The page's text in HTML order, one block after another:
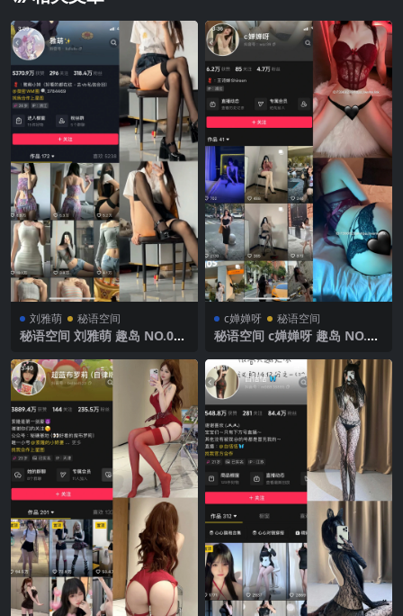
刘雅萌 秘语空间
秘语空间 刘雅萌 趣岛 NO.038
c婵婵呀 秘语空间
秘语空间 c婵婵呀 趣岛 NO.00
版